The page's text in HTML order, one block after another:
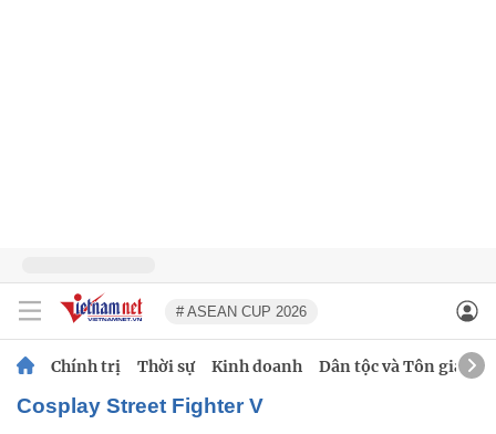
# ASEAN CUP 2026
Chính trị Thời sự Kinh doanh Dân tộc và Tôn giáo
cosplay Street Fighter V